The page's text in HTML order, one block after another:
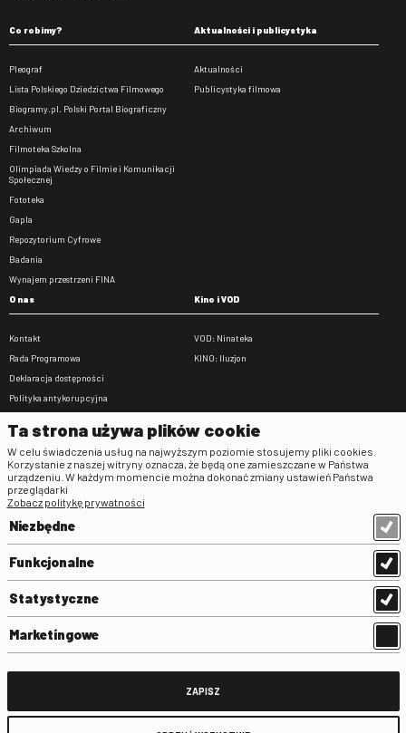
Co robimy?
Pleograf
Lista Polskiego Dziedzictwa Filmowego
Biogramy.pl. Polski Portal Biograficzny
Archiwum
Filmoteka Szkolna
Olimpiada Wiedzy o Filmie i Komunikacji
Społecznej
Fototeka
Gapla
Repozytorium Cyfrowe
Badania
Wynajem przestrzeni FINA
Aktualności i publicystyka
Aktualności
Publicystyka filmowa
O nas
Kontakt
Rada Programowa
Deklaracja dostępności
Polityka antykorupcyjna
Zamówienia publiczne
Praca w FINA
Kino i VOD
VOD: Ninateka
KINO: Iluzjon
Regulaminy
Klauzula informacyjna RODO
Regulamin użytkowania parkingu
Standardy ochrony małoletnich
Regulamin kina Iluzjon
Ta strona używa plików cookie
W celu świadczenia usług na najwyższym poziomie stosujemy pliki cookies.
Korzystanie z naszej witryny oznacza, że będą one zamieszczane w Państwa
urządzeniu. W każdym momencie można dokonać zmiany ustawień Państwa
przeglądarki
Zobacz politykę prywatności
Niezbędne
Funkcjonalne
Statystyczne
Marketingowe
ZAPISZ